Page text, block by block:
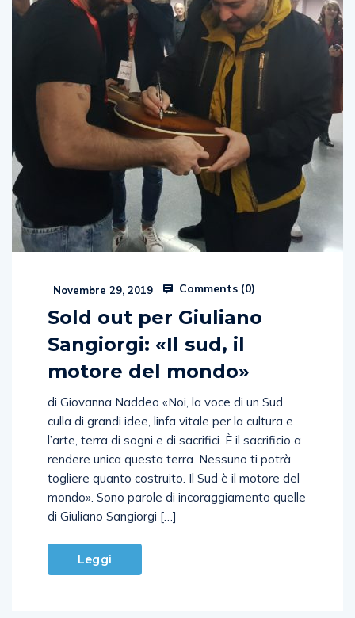
Sold out per Giuliano
Sangiorgi: «Il sud, il
motore del mondo»
culla di grandi idee, linfa vitale per la cultura e
l’arte, terra di sogni e di sacrifici. È il sacrificio a
rendere unica questa terra. Nessuno ti potrà
togliere quanto costruito. Il Sud è il motore del
mondo». Sono parole di incoraggiamento quelle
di Giuliano Sangiorgi […]
Leggi